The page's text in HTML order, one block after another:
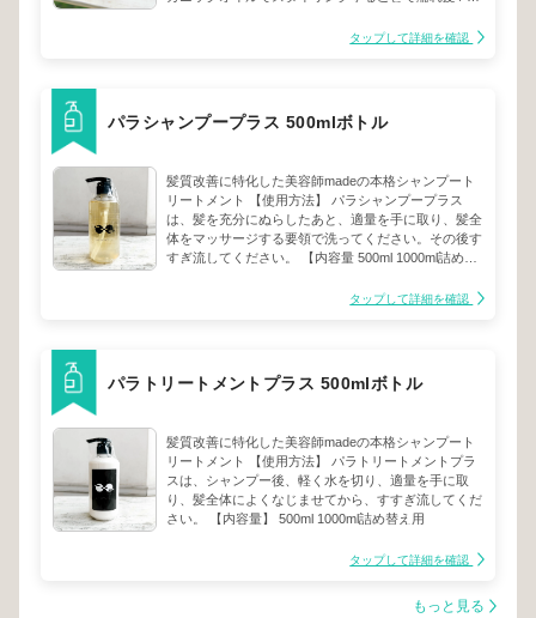
りを抑えます。また、99%以上が天然成分でできてい
リング時:乾いた髪やアイロン後の髪に1~2プッシュ分
を手にとり髪に塗布してスタイリングしてください。
時1プッシュ分を手にとり中間から毛先に塗布してく
ださい。フレグランスとしていつでもお楽しみいただ
けます。【全成分】ゴマ油、サフラワー油、ヒマワリ
種子油、ホホバ種子油、シア脂油、アボカド油、バオ
バブ種子油、アルガニアスピノサ核油、オリーブ果実
ール、香料【内容量】100ml【注意点】ポンプ不良あ
タップして詳細を確認
パラシャンプープラス 500mlボトル
髪質改善に特化した美容師madeの本格シャンプート
リートメント 【使用方法】 パラシャンプープラス
は、髪を充分にぬらしたあと、適量を手に取り、髪全
体をマッサージする要領で洗ってください。その後す
すぎ流してください。 【内容量 500ml 1000ml詰め替
タップして詳細を確認
パラトリートメントプラス 500mlボトル
髪質改善に特化した美容師madeの本格シャンプート
リートメント 【使用方法】 パラトリートメントプラ
スは、シャンプー後、軽く水を切り、適量を手に取
り、髪全体によくなじませてから、すすぎ流してくだ
さい。 【内容量】 500ml 1000ml詰め替え用
タップして詳細を確認
もっと見る